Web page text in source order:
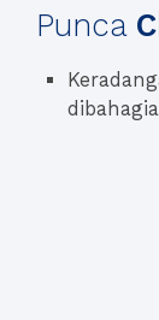
Punca